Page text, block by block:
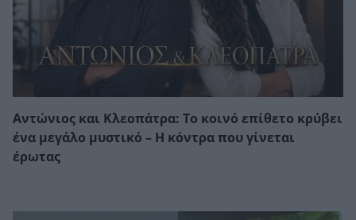
Αντώνιος και Κλεοπάτρα: Το κοινό επίθετο κρύβει
ένα μεγάλο μυστικό – Η κόντρα που γίνεται
έρωτας